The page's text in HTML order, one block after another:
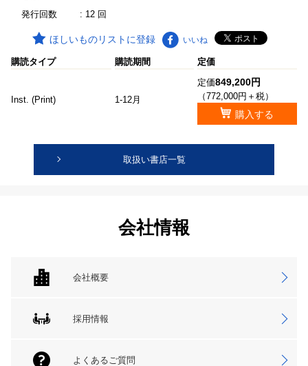
発行回数
: 12 回
ほしいものリストに登録 いいね
購読タイプ 購読期間 定価
Inst. (Print) 1-12月
定価849,200円
（772,000円＋税）
購入する
取扱い書店一覧
会社情報
会社概要
採用情報
よくあるご質問